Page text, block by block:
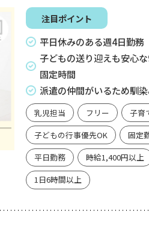
注目ポイント
平日休みのある週4日勤務
子どもの送り迎えも安心
固定時間
派遣の仲間がいるため馴
乳児担当 フリー
子育
子どもの行事優先OK
固定
平日勤務
時給1,400円以上
1日6時間以上